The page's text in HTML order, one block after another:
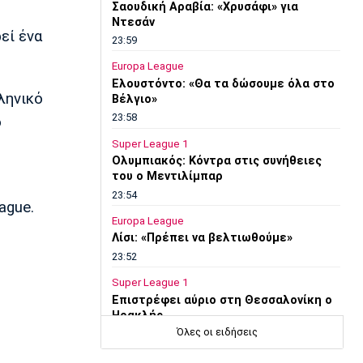
ένα
Σαουδική Αραβία: «Χρυσάφι» για
Ντεσάν
23:59
Europa League
Ελουστόντο: «Θα τα δώσουμε όλα στο
Βέλγιο»
23:58
Super League 1
Ολυμπιακός: Κόντρα στις συνήθειες
του ο Μεντιλίμπαρ
23:54
Europa League
Λίσι: «Πρέπει να βελτιωθούμε»
23:52
Super League 1
Επιστρέφει αύριο στη Θεσσαλονίκη ο
Ηρακλής
Όλες οι ειδήσεις